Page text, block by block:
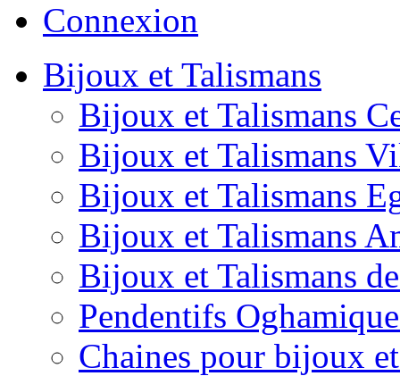
Connexion
Bijoux et Talismans
Bijoux et Talismans
Bijoux et Talismans
Bijoux et Talismans
Bijoux et Talismans
Bijoux et Talismans
Pendentifs
Chaines pour bijoux